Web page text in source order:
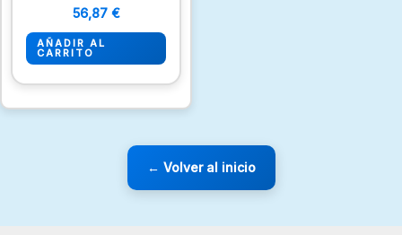
56,87 €
AÑADIR AL
CARRITO
← Volver al inicio